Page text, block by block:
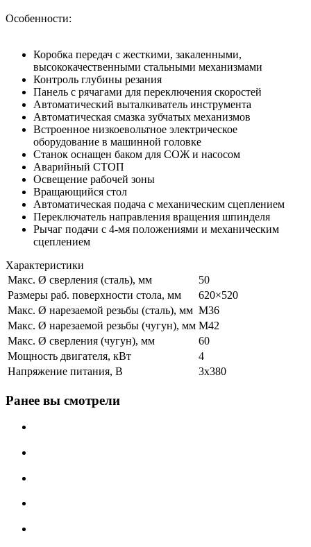
Особенности:
Коробка передач с жесткими, закаленными,
высококачественными стальными механизмами
Контроль глубины резания
Панель с рячагами для переключения скоростей
Автоматический выталкиватель инструмента
Автоматическая смазка зубчатых механизмов
Встроенное низкоевольтное электрическое
оборудование в машинной головке
Станок оснащен баком для СОЖ и насосом
Аварийный СТОП
Освещение рабочей зоны
Вращающийся стол
Автоматическая подача с механическим сцеплением
Переключатель направления вращения шпинделя
Рычаг подачи с 4-мя положениями и механическим
сцеплением
Характеристики
Макс. Ø сверления (сталь), мм
50
Размеры раб. поверхности стола, мм
620×520
Макс. Ø нарезаемой резьбы (сталь), мм M36
Макс. Ø нарезаемой резьбы (чугун), мм M42
Макс. Ø сверления (чугун), мм
60
Мощность двигателя, кВт
4
Напряжение питания, В
3x380
Ранее вы смотрели